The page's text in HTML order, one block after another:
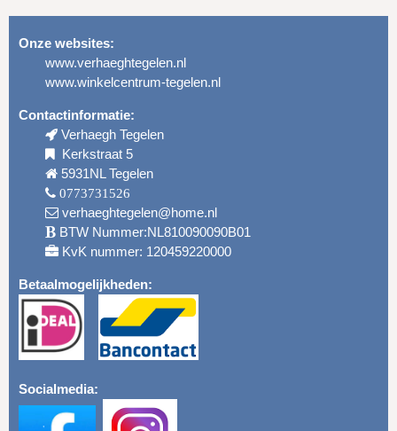
Onze websites:
www.verhaeghtegelen.nl
www.winkelcentrum-tegelen.nl
Contactinformatie:
Verhaegh Tegelen
Kerkstraat 5
5931NL Tegelen
0773731526
verhaeghtegelen@home.nl
BTW Nummer:NL810090090B01
KvK nummer: 120459220000
Betaalmogelijkheden:
Socialmedia: